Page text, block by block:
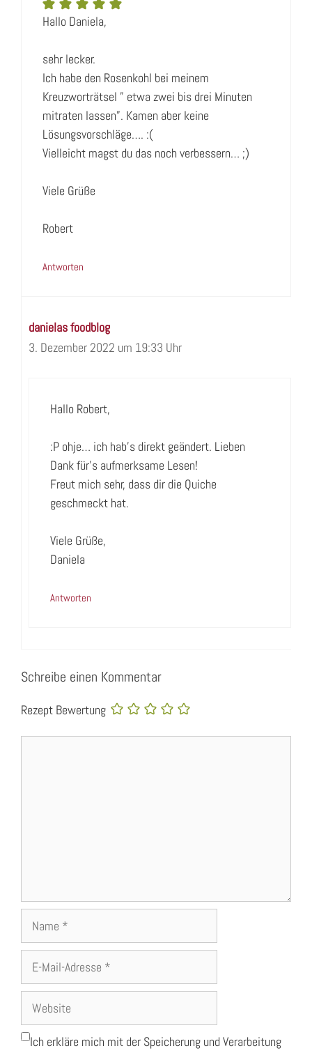
Hallo Daniela,
sehr lecker.
Ich habe den Rosenkohl bei meinem
Kreuzworträtsel ” etwa zwei bis drei Minuten
mitraten lassen”. Kamen aber keine
Lösungsvorschläge…. :(
Vielleicht magst du das noch verbessern… ;)
Viele Grüße
Robert
Antworten
danielas foodblog
3. Dezember 2022 um 19:33 Uhr
Hallo Robert,
:P ohje… ich hab’s direkt geändert. Lieben
Dank für’s aufmerksame Lesen!
Freut mich sehr, dass dir die Quiche
geschmeckt hat.
Viele Grüße,
Daniela
Antworten
Schreibe einen Kommentar
Rezept Bewertung
Name
Adresse
Website
Ich erkläre mich mit der Speicherung und Verarbeitung